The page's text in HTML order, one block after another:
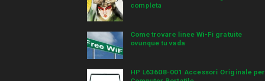
completa
Come trovare linee Wi-Fi gratuite
ovunque tu vada
HP L63608-001 Accessori Originale per